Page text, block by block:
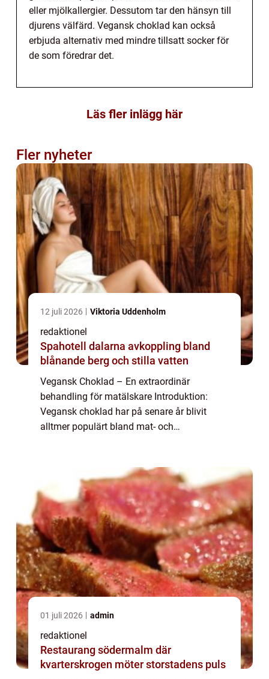
eller mjölkallergier. Dessutom tar den hänsyn till
djurens välfärd. Vegansk choklad kan också
erbjuda alternativ med mindre tillsatt socker för
de som föredrar det.
Läs fler inlägg här
Fler nyheter
12 juli 2026 Viktoria Uddenholm
redaktionel
Spahotell dalarna avkoppling bland
blånande berg och stilla vatten
Vegansk Choklad – En extraordinär
behandling för matälskare Introduktion:
Vegansk choklad har på senare år blivit
alltmer populärt bland mat- och
01 juli 2026 admin
redaktionel
Restaurang södermalm där
kvarterskrogen möter storstadens puls